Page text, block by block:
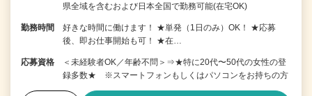
県全域を含むおよび日本全国で勤務可能(在宅OK)
勤務時間
好きな時間に働けます！ ★単発（1日のみ）OK！ ★応募
後、即お仕事開始も可！ ★在…
応募資格
＜未経験者OK／年齢不問＞⇒★特に20代〜50代の女性の登
録多数★ ※スマートフォンもしくはパソコンをお持ちの方